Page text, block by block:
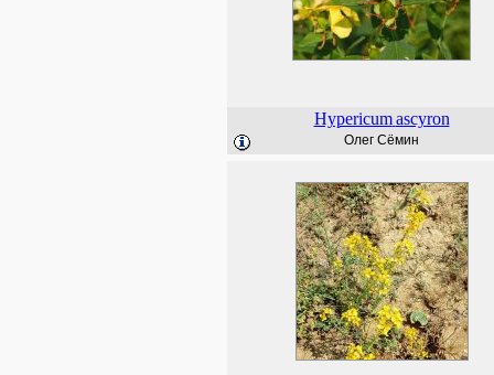
Hypericum ascyron
Олег Сёмин